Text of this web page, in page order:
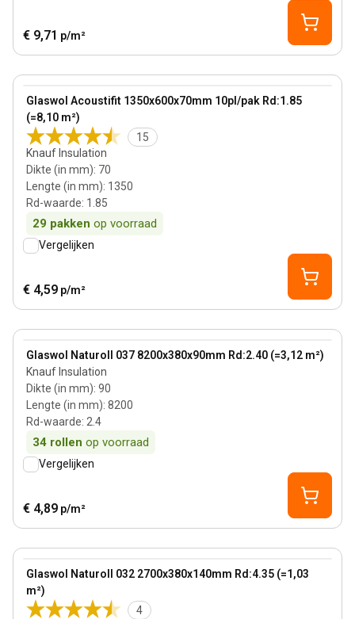
€ 9,71 p/m²
Glaswol Acoustifit 1350x600x70mm 10pl/pak Rd:1.85
(=8,10 m²)
15
Knauf Insulation
Dikte (in mm): 70
Lengte (in mm): 1350
Rd-waarde: 1.85
29 pakken op voorraad
View product
Vergelijken
€ 4,59 p/m²
Glaswol Naturoll 037 8200x380x90mm Rd:2.40 (=3,12 m²)
Knauf Insulation
Dikte (in mm): 90
Lengte (in mm): 8200
Rd-waarde: 2.4
34 rollen op voorraad
View product
Vergelijken
€ 4,89 p/m²
Glaswol Naturoll 032 2700x380x140mm Rd:4.35 (=1,03
m²)
4
View product